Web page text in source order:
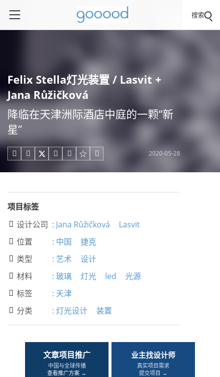
搜索
Felix Stella灯光装置 / Lasvit +
Jana Růžičková
降临在天津洲际酒店中庭的一颗“新
星”
     2020-05-28
项目标签
 设计公司 : Jana Růžičková Lasvit
 位置 : 中国 捷克
 类型 : 艺术 设计
 材料 : 玻璃 灯光 led 光源
 标签 : 天津
 分类 : 灯光设计 装置
文章项目推广
中国与全球传播
查看推广方案 →
业主找设计师
真实项目需求
提交项目 →